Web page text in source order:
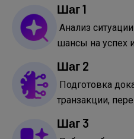
Шаг 1
Анализ
шансы на успех
Шаг 2
Подготовка
транзакции,
Шаг 3